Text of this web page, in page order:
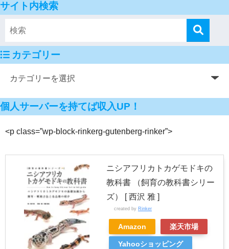
サイト内検索
カテゴリー
個人サーバーを持てば収入UP！
<p class=”wp-block-rinkerg-gutenberg-rinker”>
ニシアフリカトカゲモドキの
教科書 （飼育の教科書シリー
ズ） [ 西沢 雅 ]
created by Rinker
Amazon 楽天市場
Yahooショッピング